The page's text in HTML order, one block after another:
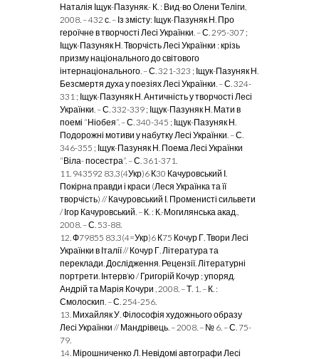
Наталія Іщук-Пазуняк.- К. : Вид-во Олени Теліги,
2008. – 432 с. – Із змісту: Іщук-Пазуняк Н. Про
героїчне в творчості Лесі Українки. – С. 295-307 ;
Іщук-Пазуняк Н. Творчість Лесі Українки : крізь
призму національного до світового
інтернаціонального. – С. 321-323 ; Іщук-Пазуняк Н.
Безсмертя духа у поезіях Лесі Українки. – С. 324-
331 ; Іщук-Пазуняк Н. Античність у творчості Лесі
Українки. – С. 332-339 ; Іщук-Пазуняк Н. Мати в
поемі “Ніобея”. – С. 340-345 ; Іщук-Пазуняк Н.
Подорожні мотиви у набутку Лесі Українки. – С.
346-355 ; Іщук-Пазуняк Н. Поема Лесі Українки
“Віла- посестра”. – С. 361-371.
11. 943592 83.3(4Укр)6 К30 Качуровський І.
Покірна правди і краси (Леся Українка та її
творчість) // Качуровський І. Променисті сильвети
/ Ігор Качуровський. – К. : К.-Могилянська акад.,
2008. – С. 53-88.
12. Ф79855 83.3(4=Укр)6 К75 Кочур Г. Твори Лесі
Українки в Італії // Кочур Г. Література та
переклади. Дослідження. Рецензії. Літературні
портрети. Інтерв’ю / Григорій Кочур ; упоряд.
Андрій та Марія Кочури , 2008. – Т. 1. – К. :
Смолоскип. – С. 254-256.
13. Михайляк У. Філософія художнього образу
Лесі Українки // Мандрівець. – 2008. – № 6. – С. 75-
79.
14. Мірошниченко Л. Невідомі автографи Лесі